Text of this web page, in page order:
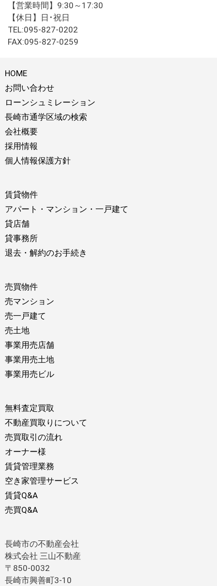
【営業時間】9:30～17:30
【休日】日･祝日
TEL:095-827-0202
FAX:095-827-0259
HOME
お問い合わせ
ローンシュミレーション
長崎市通学区域の検索
会社概要
採用情報
個人情報保護方針
賃貸物件
アパート・マンション・一戸建て
貸店舗
貸事務所
退去・解約のお手続き
売買物件
売マンション
売一戸建て
売土地
事業用売店舗
事業用売土地
事業用売ビル
無料査定買取
不動産買取りについて
売買取引の流れ
オーナー様
賃貸管理業務
空き家管理サービス
賃貸Q&A
売買Q&A
長崎市の不動産会社
株式会社 三山不動産
〒850-0032
長崎市興善町3-10